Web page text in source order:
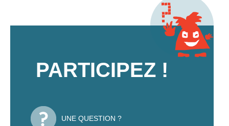
PARTICIPEZ !
UNE QUESTION ?